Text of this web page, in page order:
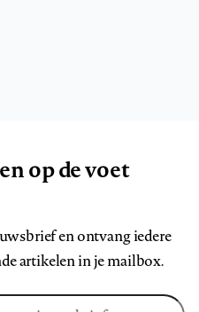
op de voet
en ontvang iedere
artikelen in je mailbox.